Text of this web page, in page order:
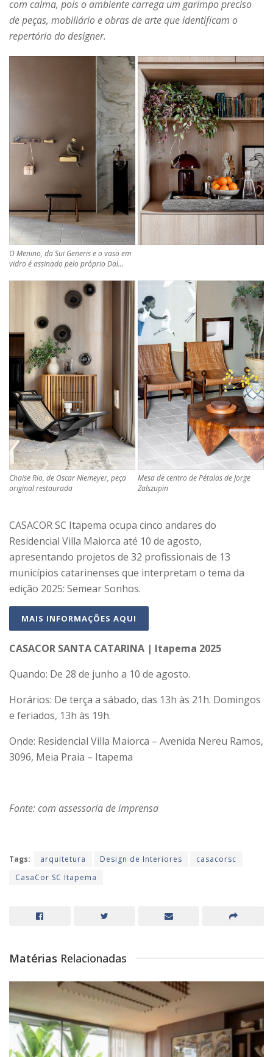
com calma, pois o ambiente carrega um garimpo preciso
de peças, mobiliário e obras de arte que identificam o
repertório do designer.
O Menino, da Sui Generis e o vaso em
vidro é assinado pelo próprio Dal…
Chaise Rio, de Oscar Niemeyer, peça
original restaurada
Mesa de centro de Pétalas de Jorge
Zalszupin
CASACOR SC Itapema ocupa cinco andares do
Residencial Villa Maiorca até 10 de agosto,
apresentando projetos de 32 profissionais de 13
municípios catarinenses que interpretam o tema da
edição 2025: Semear Sonhos.
MAIS INFORMAÇÕES AQUI
CASACOR SANTA CATARINA | Itapema 2025
Quando: De 28 de junho a 10 de agosto.
Horários: De terça a sábado, das 13h às 21h. Domingos
e feriados, 13h às 19h.
Onde: Residencial Villa Maiorca – Avenida Nereu Ramos,
3096, Meia Praia – Itapema
Fonte: com assessoria de imprensa
Tags: arquitetura Design de Interiores
casacorsc
CasaCor SC Itapema
Matérias Relacionadas